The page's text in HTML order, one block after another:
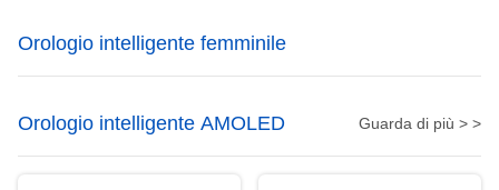
Orologio intelligente femminile
Orologio intelligente AMOLED Guarda di più > >